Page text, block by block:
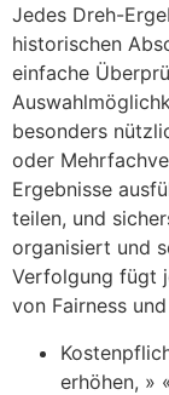
Jedes Dreh-
historischen
einfache
besonders
oder
Ergebnisse
teilen, und
organisiert und
Verfolgung fügt
von Fairness
erhöhen, »